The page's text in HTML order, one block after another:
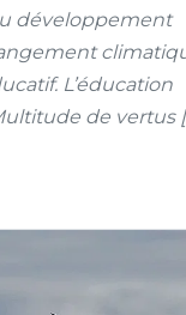
développement
L’éducation
de vertus